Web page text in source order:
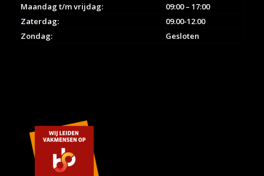
Maandag t/m vrijdag:
09:00 – 17:00
Zaterdag:
09.00-12.00
Zondag:
Gesloten